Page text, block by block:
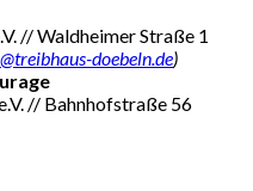
// Waldheimer Straße 1
doebeln.de)
// Bahnhofstraße 56